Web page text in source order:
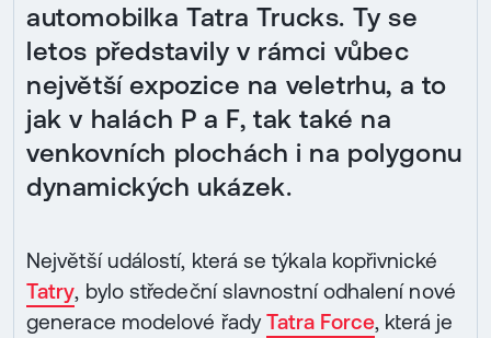
automobilka Tatra Trucks. Ty se
letos představily v rámci vůbec
největší expozice na veletrhu, a to
jak v halách P a F, tak také na
venkovních plochách i na polygonu
dynamických ukázek.
Největší událostí, která se týkala kopřivnické
Tatry, bylo středeční slavnostní odhalení nové
generace modelové řadyTatra Force, která je